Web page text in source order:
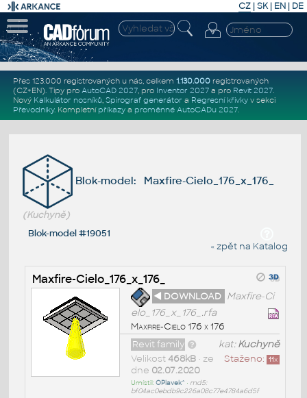
CZ | SK| EN | DE
Přes 123.000 registrovaných u nás, celkem 1.130.000registrovaných
(CZ+EN). Tipy pro AutoCAD 2027, pro Inventor 2027a pro Revit 2027.
Nový Kalkulátor nosníků, Spirograf generátor a Regresní křivkyv sekci
Převodníky. Kompletní příkazya proměnné AutoCADu 2027.
Blok-model: Maxfire-Cielo_176_x_176_
(Kuchyně)
Blok-model #19051
« zpět na Katalog
Maxfire-Cielo_176_x_176_
◄ DOWNLOAD Maxfire-Ci
elo_176_x_176_.rfa
Maxfire-Cielo 176 x 176
kat:Kuchyně
Revit family
Staženo: 11x
Velikost 468kB• ze
dne 02.07.2020
Umístil:OPlavek^ • md5:
bf04ac0ebdb9c226a08c77e4784a6d5f